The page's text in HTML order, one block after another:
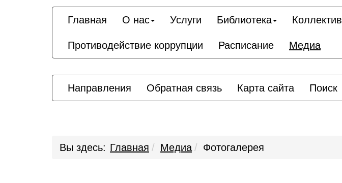
Главная О нас Услуги Библиотека Коллектив
Противодействие коррупции Расписание Медиа
Направления Обратная связь Карта сайта Поиск
Вы здесь: Главная Медиа Фотогалерея